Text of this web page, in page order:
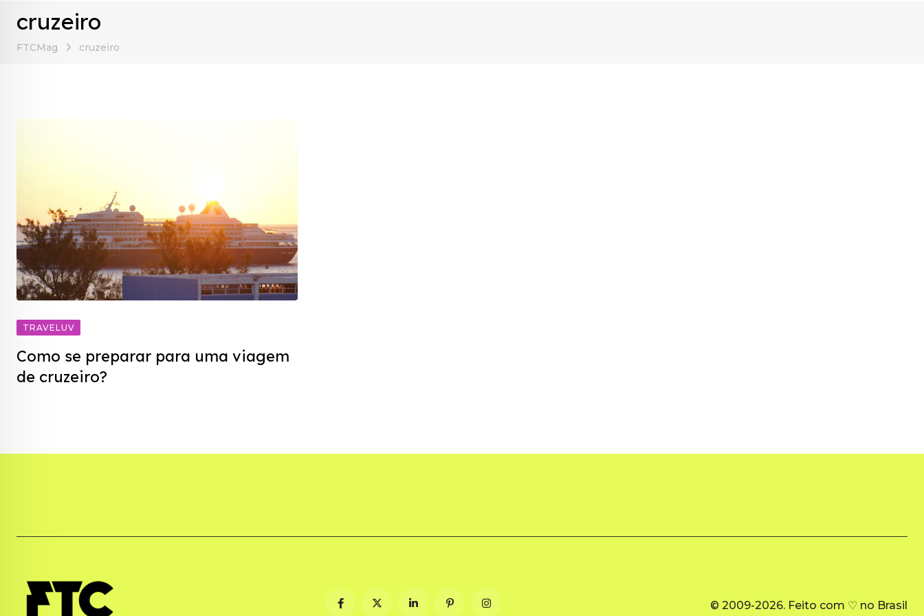
cruzeiro
FTCMag cruzeiro
TRAVELUV
Como se preparar para uma viagem
de cruzeiro?
© 2009-2026. Feito com ♡ no Brasil